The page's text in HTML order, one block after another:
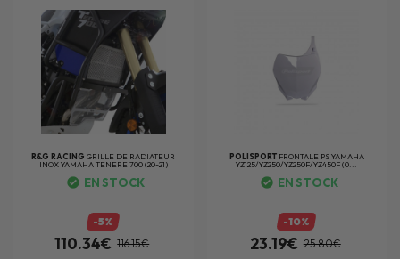
R&G RACINGGRILLE DE RADIATEUR
INOX YAMAHA TENERE 700 (20-21)
EN STOCK
-5%
110.34€ 116.15€
POLISPORT FRONTALE PS YAMAHA
YZ125/YZ250/YZ250F/YZ450F (0...
EN STOCK
-10%
23.19€ 25.80€